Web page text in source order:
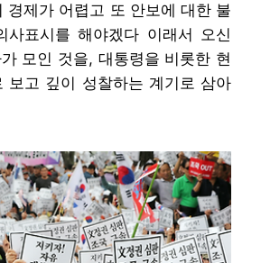
경제가 어렵고 또 안보에 대한 불
표시를 해야겠다 이래서 오신
모인 것을, 대통령을 비롯한 현
보고 깊이 성찰하는 계기로 삼아